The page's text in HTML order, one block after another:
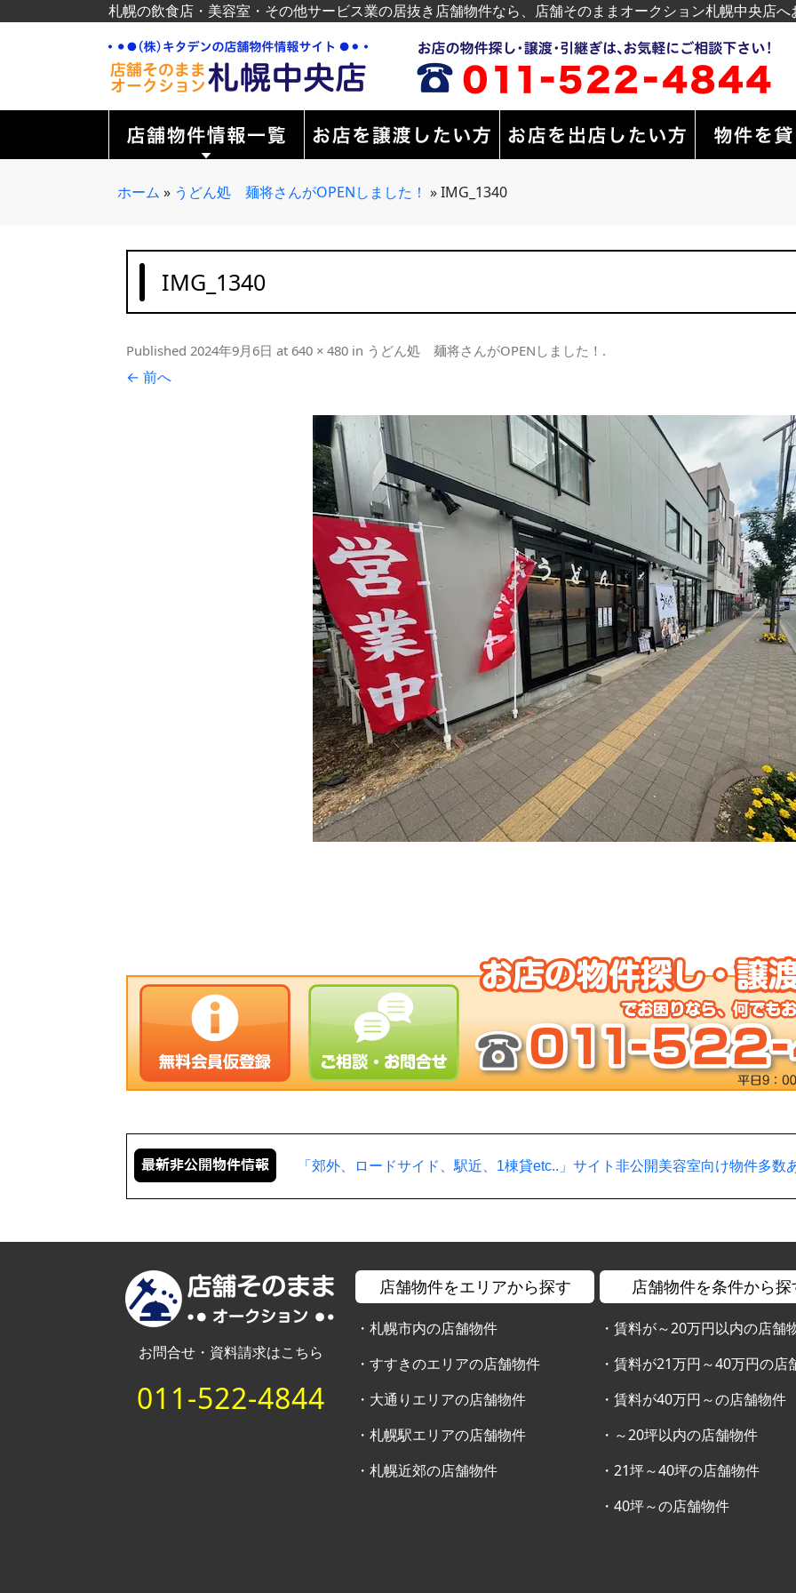
札幌の飲食店・美容室・その他サービス業の居抜き店舗物件なら、店舗そのままオークション札幌中央店
ホーム » うどん処 麺将さんがOPENしました！ »IMG_1340
IMG_1340
Published 2024年9月6日 at 640 × 480 in うどん処 麺将さんがOPENしました！ .
← 前へ
「郊外、ロードサイド、駅近、1棟貸etc..」サイト非公開美容室向け物件多
お問合せ・資料請求はこちら
011-522-4844
店舗物件をエリアから探す
・札幌市内の店舗物件
・すすきのエリアの店舗物件
・ 大通りエリアの店舗物件
・札幌駅エリアの店舗物件
・札幌近郊の店舗物件
店舗物件を条件から探
・賃料が～20万円以内の店舗
・賃料が21万円～40万円の店
・賃料が40万円～の店舗物件
・ ～20坪以内の店舗物件
・21坪～40坪の店舗物件
・40坪～の店舗物件